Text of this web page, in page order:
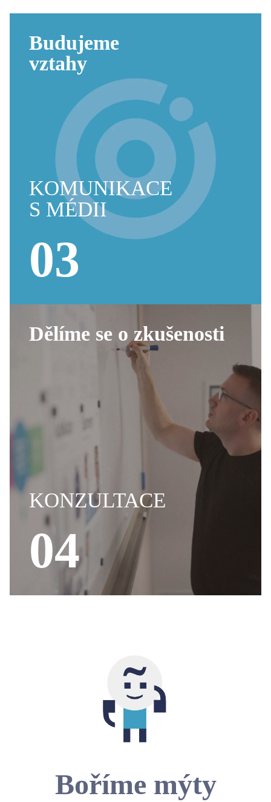
Budujeme
vztahy
KOMUNIKACE
S MÉDII
03
Dělíme se o zkušenosti
KONZULTACE
04
Boříme mýty